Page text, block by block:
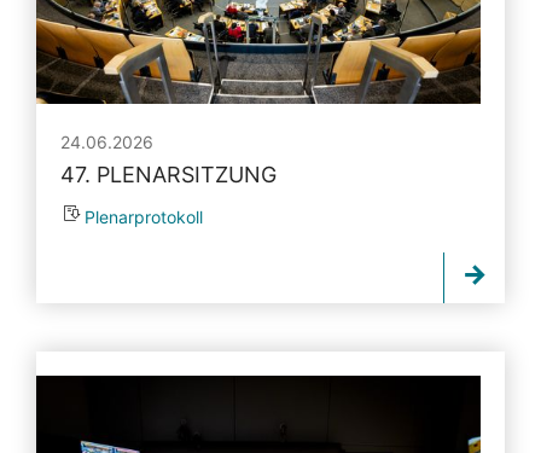
24.06.2026
47. PLENARSITZUNG
Plenarprotokoll